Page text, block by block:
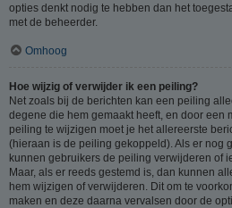
opties denkt nodig te hebben dan het
met de beheerder.
Omhoog
Hoe wijzig of verwijder ik een peiling?
Net zoals bij de berichten kan een peiling
degene die hem gemaakt heeft, en door een
peiling te wijzigen moet je het allereerste
(hieraan is de peiling gekoppeld). Als er nog
kunnen gebruikers de peiling verwijderen of
Maar, als er reeds gestemd is, dan kunnen
hem wijzigen of verwijderen. Dit om te
maken en deze daarna vervalsen door de